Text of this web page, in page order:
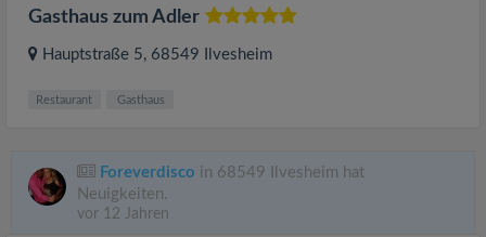
Gasthaus zum Adler
Hauptstraße 5, 68549 Ilvesheim
Restaurant Gasthaus
Foreverdisco in 68549 Ilvesheim hat
Neuigkeiten.
vor 12 Jahren